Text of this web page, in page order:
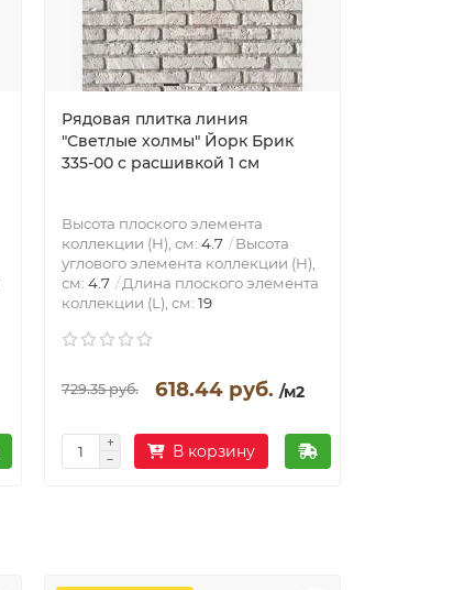
Рядовая плитка линия
"Светлые холмы" Йорк Брик
335-00 c расшивкой 1 см
Высота плоского элемента
коллекции (H), см: 4.7
Высота
углового элемента коллекции (H),
см: 4.7
Длина плоского элемента
коллекции (L), см: 19
729.35 руб. 618.44 руб. /м2
В корзину